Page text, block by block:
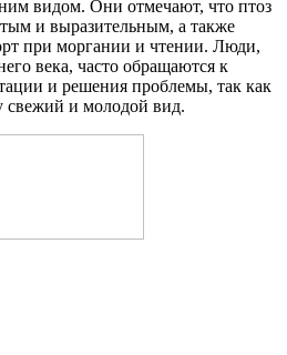
видом. Они отмечают, что птоз
и выразительным, а также
при моргании и чтении. Люди,
века, часто обращаются к
и решения проблемы, так как
свежий и молодой вид.